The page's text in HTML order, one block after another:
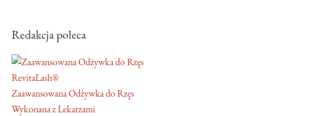
Redakcja poleca
RevitaLash®
Zaawansowana Odżywka do Rzęs
Wykonana z Lekarzami